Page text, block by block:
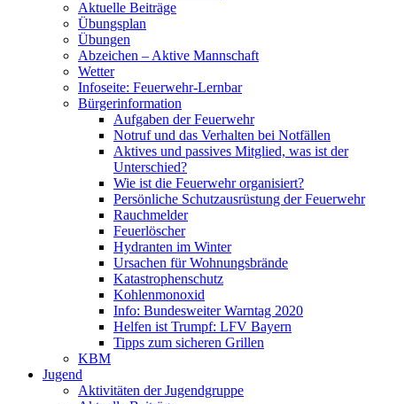
Aktuelle Beiträge
Übungsplan
Übungen
Abzeichen – Aktive Mannschaft
Wetter
Infoseite: Feuerwehr-Lernbar
Bürgerinformation
Aufgaben der Feuerwehr
Notruf und das Verhalten bei Notfällen
Aktives und passives Mitglied, was ist der
Unterschied?
Wie ist die Feuerwehr organisiert?
Persönliche Schutzausrüstung der Feuerwehr
Rauchmelder
Feuerlöscher
Hydranten im Winter
Ursachen für Wohnungsbrände
Katastrophenschutz
Kohlenmonoxid
Info: Bundesweiter Warntag 2020
Helfen ist Trumpf: LFV Bayern
Tipps zum sicheren Grillen
KBM
Jugend
Aktivitäten der Jugendgruppe